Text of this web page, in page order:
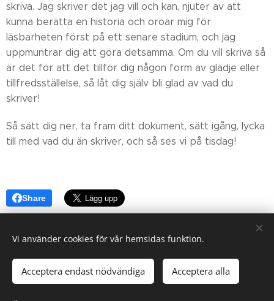
skriva. Jag skriver det jag vill och kan, njuter av att
kunna berätta en historia och oroar mig för
läsbarheten först på ett senare stadium, och jag
uppmuntrar dig att göra detsamma. Om du vill skriva så
är det för att det tillför dig någon form av glädje eller
tillfredsställelse, så låt dig själv bli glad av vad du
skriver!
Så sätt dig ner, ta fram ditt dokument, sätt igång, lycka
till med vad du än skriver, och så ses vi på tisdag!
Share
Vi använder cookies för vår hemsidas funktion.
Acceptera endast nödvändiga Acceptera alla